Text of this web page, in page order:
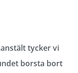
tycker vi
borsta bort